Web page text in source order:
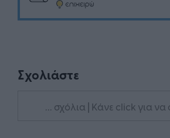
Σχολιάστε
... σχόλια | Κάνε click για να